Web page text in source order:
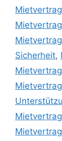
Sicherheit,